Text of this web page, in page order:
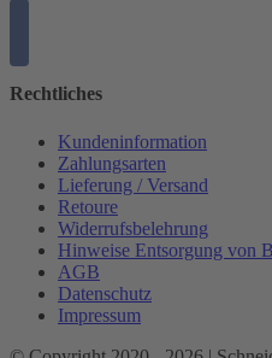
Rechtliches
Kundeninformation
Zahlungsarten
Lieferung / Versand
Retoure
Widerrufsbelehrung
Hinweise Entsorgung von
AGB
Datenschutz
Impressum